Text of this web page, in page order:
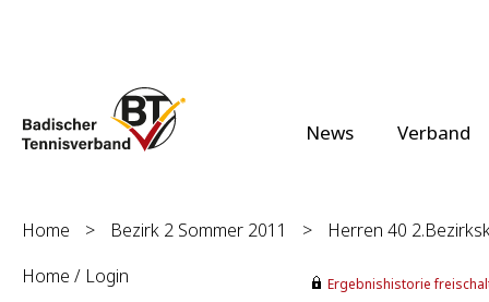
News Verband
Home > Bezirk 2 Sommer 2011 >
Herren 40
Home / Login
Ergebnishistorie